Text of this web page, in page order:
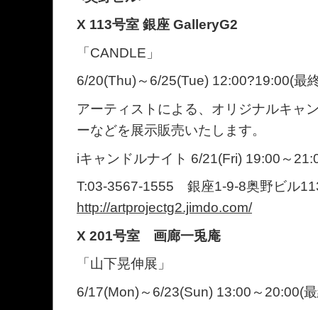
X 113号室 銀座 GalleryG2
「CANDLE」
6/20(Thu)～6/25(Tue) 12:00?19:00(最
アーティストによる、オリジナルキャ
ーなどを展示販売いたします。
iキャンドルナイト 6/21(Fri) 19:00～
T:03-3567-1555 銀座1-9-8奥野ビル
http://artprojectg2.jimdo.com/
X 201号室 画廊一兎庵
「山下晃伸展」
6/17(Mon)～6/23(Sun) 13:00～20:00(